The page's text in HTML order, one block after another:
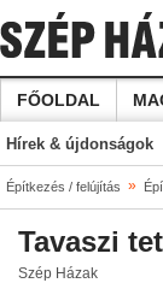
FŐOLDAL
Hírek & újdonságok
Építkezés / felújítás »
Tavaszi
Szép Házak